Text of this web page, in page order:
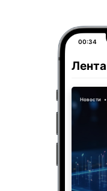
00:34
Лента
Новости •